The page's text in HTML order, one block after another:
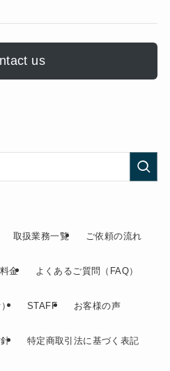
us
取扱業務一覧 ご依頼の流れ
料金 よくあるご質問（FAQ）
STAFF お客様の声
特定商取引法に基づく表記